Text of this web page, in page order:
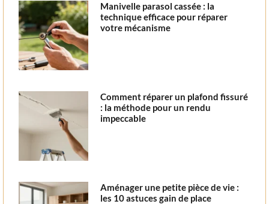
Manivelle parasol cassée : la
technique efficace pour réparer
votre mécanisme
Comment réparer un plafond fissuré
: la méthode pour un rendu
impeccable
Aménager une petite pièce de vie :
les 10 astuces gain de place